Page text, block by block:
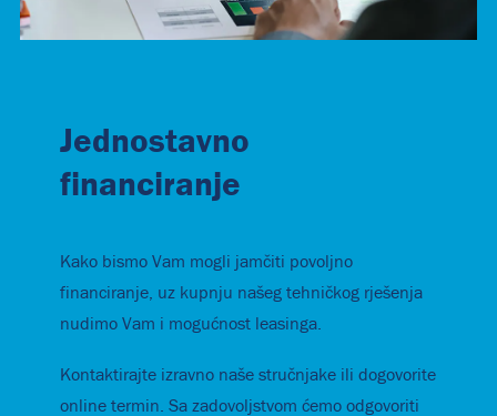
Jednostavno
financiranje
Kako bismo Vam mogli jamčiti povoljno
financiranje, uz kupnju našeg tehničkog rješenja
nudimo Vam i mogućnost leasinga.
Kontaktirajte izravno naše stručnjake ili dogovorite
online termin. Sa zadovoljstvom ćemo odgovoriti